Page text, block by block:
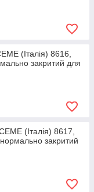
(Італія) 8616,
закритий для
(Італія) 8617,
закритий